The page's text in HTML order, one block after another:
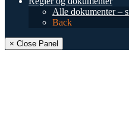
Alle dokumenter –
Back
× Close Panel